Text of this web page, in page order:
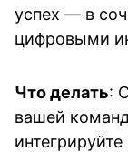
успех — в
цифровыми
Что делать:
вашей